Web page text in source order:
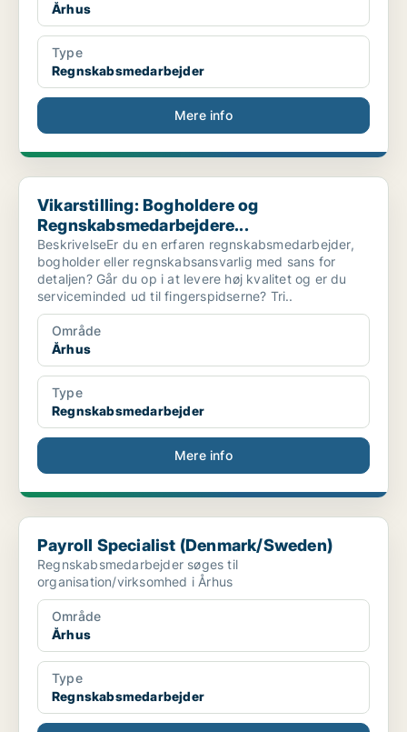
Århus
Type
Regnskabsmedarbejder
Mere info
Vikarstilling: Bogholdere og Regnskabsmedarbejdere...
Vikarstilling: Bogholdere og
Regnskabsmedarbejdere...
BeskrivelseEr du en erfaren regnskabsmedarbejder,
bogholder eller regnskabsansvarlig med sans for
detaljen? Går du op i at levere høj kvalitet og er du
serviceminded ud til fingerspidserne? Tri..
Område
Århus
Type
Regnskabsmedarbejder
Mere info
Payroll Specialist (Denmark/Sweden)
Payroll Specialist (Denmark/Sweden)
Regnskabsmedarbejder søges til
organisation/virksomhed i Århus
Område
Århus
Type
Regnskabsmedarbejder